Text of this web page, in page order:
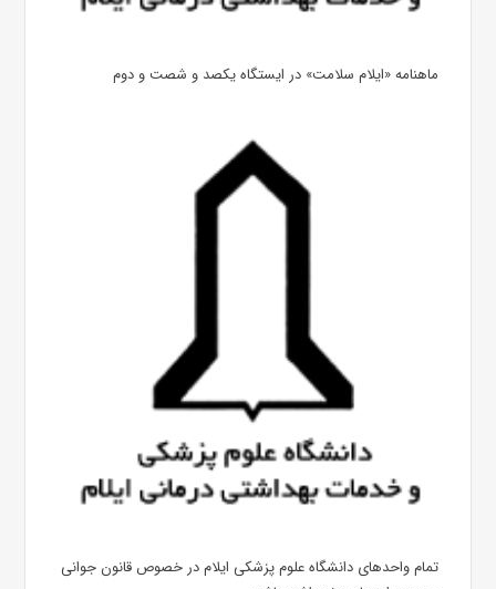
ماهنامه «ایلام سلامت» در ایستگاه یکصد و شصت و دوم
تمام واحدهای دانشگاه علوم پزشکی ایلام در خصوص قانون جوانی